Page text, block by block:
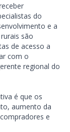
do
e a
são
de acesso a
com o
regional do
é que os
aumento da
e